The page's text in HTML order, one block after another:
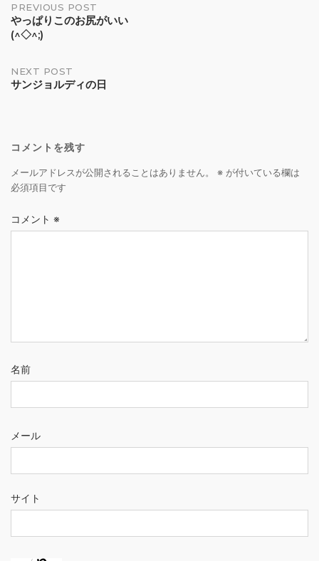
Post
navigation
PREVIOUS POST
やっぱりこのお尻がいい
(^◇^;)
NEXT POST
サンジョルディの日
コメントを残す
メールアドレスが公開されることはありません。 ※ が付いている欄は
必須項目です
コメント ※
名前
メール
サイト